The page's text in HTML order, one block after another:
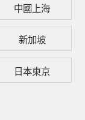
遞減 （不低於
$2,000）
遞減到$0
中國上海
新加坡
日本東京